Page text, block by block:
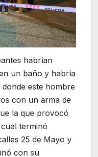
habrían
un baño y habría
donde este hombre
con un arma de
la que provocó
terminó
25 de Mayo y
con su